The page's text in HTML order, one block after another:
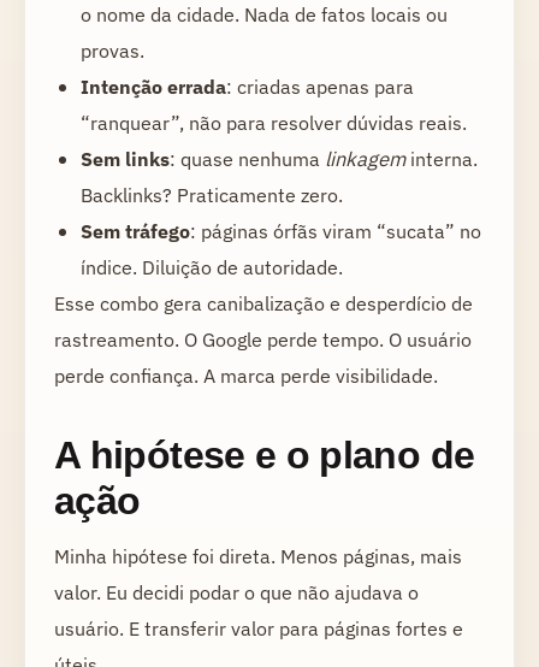
o nome da cidade. Nada de fatos locais ou
provas.
Intenção errada: criadas apenas para
“ranquear”, não para resolver dúvidas reais.
Sem links: quase nenhuma linkageminterna.
Backlinks? Praticamente zero.
Sem tráfego: páginas órfãs viram “sucata” no
índice. Diluição de autoridade.
Esse combo gera canibalização e desperdício de
rastreamento. O Google perde tempo. O usuário
perde confiança. A marca perde visibilidade.
A hipótese e o plano de
ação
Minha hipótese foi direta. Menos páginas, mais
valor. Eu decidi podar o que não ajudava o
usuário. E transferir valor para páginas fortes e